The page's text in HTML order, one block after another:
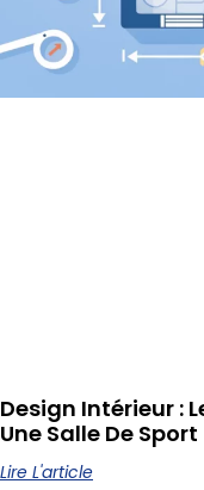
Design Intérieur :
Une Salle De Sport
Lire L'article